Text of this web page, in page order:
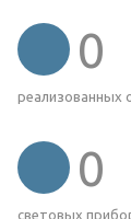
0
реализованных
0
световых